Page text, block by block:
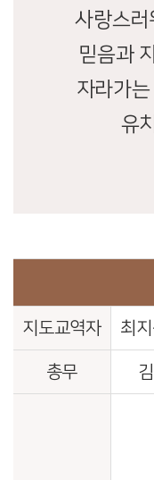
사랑스
믿음과
자라가
유
지도교역자 최
총무